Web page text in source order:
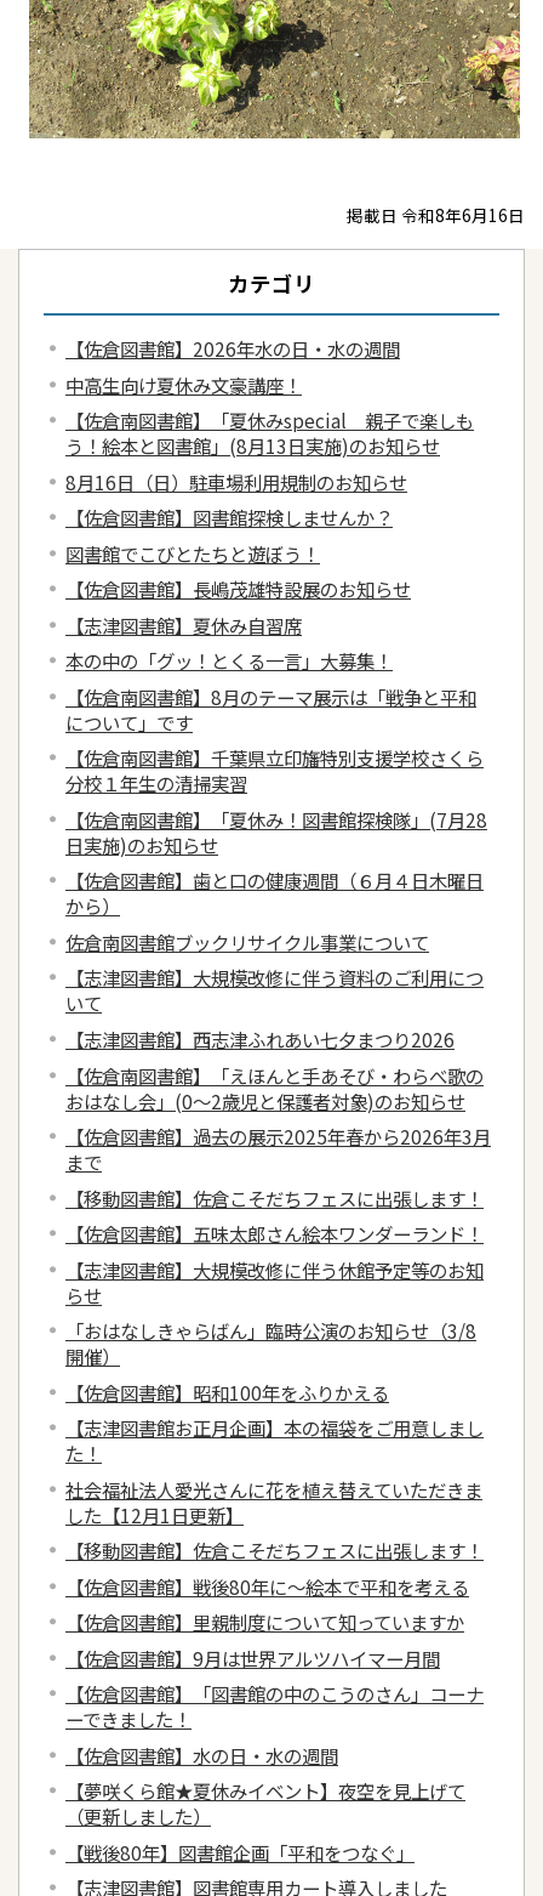
掲載日 令和8年6月16日
カテゴリ
【佐倉図書館】2026年水の日・水の週間
中高生向け夏休み文豪講座！
【佐倉南図書館】「夏休みspecial 親子で楽しも
う！絵本と図書館」(8月13日実施)のお知らせ
8月16日（日）駐車場利用規制のお知らせ
【佐倉図書館】図書館探検しませんか？
図書館でこびとたちと遊ぼう！
【佐倉図書館】長嶋茂雄特設展のお知らせ
【志津図書館】夏休み自習席
本の中の「グッ！とくる一言」大募集！
【佐倉南図書館】8月のテーマ展示は「戦争と平和
について」です
【佐倉南図書館】千葉県立印旛特別支援学校さくら
分校１年生の清掃実習
【佐倉南図書館】「夏休み！図書館探検隊」(7月28
日実施)のお知らせ
【佐倉図書館】歯と口の健康週間（６月４日木曜日
から）
佐倉南図書館ブックリサイクル事業について
【志津図書館】大規模改修に伴う資料のご利用につ
いて
【志津図書館】西志津ふれあい七夕まつり2026
【佐倉南図書館】「えほんと手あそび・わらべ歌の
おはなし会」(0～2歳児と保護者対象)のお知らせ
【佐倉図書館】過去の展示2025年春から2026年3月
まで
【移動図書館】佐倉こそだちフェスに出張します！
【佐倉図書館】五味太郎さん絵本ワンダーランド！
【志津図書館】大規模改修に伴う休館予定等のお知
らせ
「おはなしきゃらばん」臨時公演のお知らせ（3/8
開催）
【佐倉図書館】昭和100年をふりかえる
【志津図書館お正月企画】本の福袋をご用意しまし
た！
社会福祉法人愛光さんに花を植え替えていただきま
した【12月1日更新】
【移動図書館】佐倉こそだちフェスに出張します！
【佐倉図書館】戦後80年に～絵本で平和を考える
【佐倉図書館】里親制度について知っていますか
【佐倉図書館】9月は世界アルツハイマー月間
【佐倉図書館】「図書館の中のこうのさん」コーナ
ーできました！
【佐倉図書館】水の日・水の週間
【夢咲くら館★夏休みイベント】夜空を見上げて
（更新しました）
【戦後80年】図書館企画「平和をつなぐ」
【志津図書館】図書館専用カート導入しました